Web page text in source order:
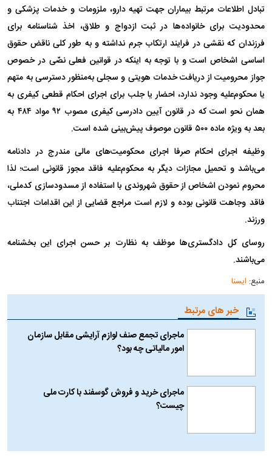
تبادل اطلاعات مرتبط بیماران جهت تهیه دارو، ملزومات و خدمات پزشکی و
محدودیت برای خانواده‌ها در ثبت ازدواج و طلاق، اخذ شناسنامه برای
فرزندان که نقشی در فرایند ارتکاب جرم نداشته و به طور کلی ناقض حقوق
اساسی اشخاص است و با توجه به اینکه در قوانین فعلی نصّی در خصوص
جواز محرومیت از دریافت خدمات هویتی و سجلی به‌منظور دسترسی به متهم
یا محکوم‌علیه وجود ندارد، احضار یا جلب برای اجرای احکام قطعی کیفری به
همان نحو است که در قانون آیین دادرسی کیفری مصوب ۹۲ مواد ۴۸۴ به
بعد به ویژه ماده ۵۰۰ قانون موصوف پیش‌بینی شده است.
وظیفه اجرای احکام صرفا اجرای محکومیت‌های مالی مندرج در دادنامه
می‌باشد و تحمیل مجازات دیگر به محکوم‌علیه فاقد مجوز قانونی است؛ لذا
محروم نمودن اشخاص از حقوق شهروندی با استفاده از مسدودسازی کدملی،
فاقد وجاهت قانونی بوده و لازم است مراجع قضایی از این اقدامات اجتناب
ورزند.
روسای کل دادگستری‌ها موظف به نظارت بر حسن اجرای این بخشنامه
می‌باشند.
منبع: ایسنا
خبر های مرتبط
ماجرای تجمع صنف لوازم آرایشی مقابل سازمان
امور مالیاتی چه بود؟
ماجرای خرید و فروش گوسفند با کارت ملی
چیست؟